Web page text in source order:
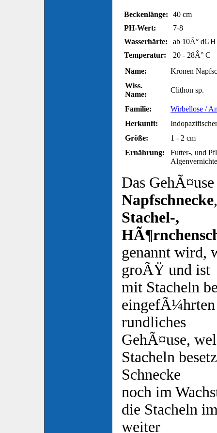
Beckenlänge:
40 cm
PH-Wert:
7-8
Wasserhärte:
ab 10Â° dGH
Temperatur:
20 - 28Â° C
Name:
Kronen
Wiss.
Name:
Clithon sp.
Familie:
Wirbellose /
Herkunft:
Größe:
1 - 2 cm
Ernährung:
Futter-, und
Das
Napfschnecke
Stachel-,
genannt wird,
groÃŸ und ist
mit Stacheln
rundliches
GehÃ¤use,
Stacheln
Schnecke
noch im
die Stacheln
weiter